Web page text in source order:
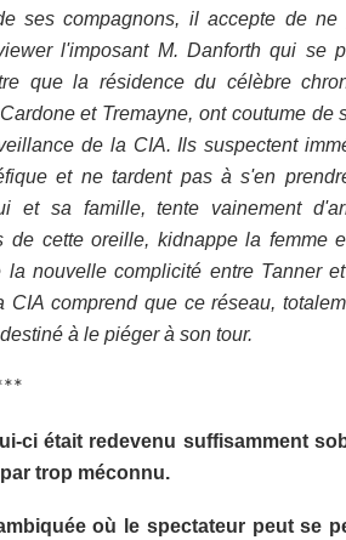
ses compagnons, il accepte de ne
l'imposant M. Danforth qui se
que la résidence du célèbre
et Tremayne, ont coutume de
de la CIA. Ils suspectent
et ne tardent pas à s'en
et sa famille, tente vainement
de cette oreille, kidnappe la femme
nouvelle complicité entre Tanner
comprend que ce réseau,
à le piéger à son tour.
ci était redevenu suffisamment
trop méconnu.
où le spectateur peut se